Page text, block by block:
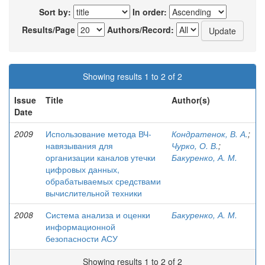
Sort by:
In order:
Results/Page
Authors/Record:
Showing results 1 to 2 of 2
Issue
Date
Title Author(s)
2009
Использование метода ВЧ-
навязывания для
организации каналов утечки
цифровых данных,
обрабатываемых средствами
вычислительной техники
Кондратенок, В. А.;
Чурко, О. В.;
Бакуренко, А. М.
2008
Система анализа и оценки
информационной
безопасности АСУ
Бакуренко, А. М.
Showing results 1 to 2 of 2